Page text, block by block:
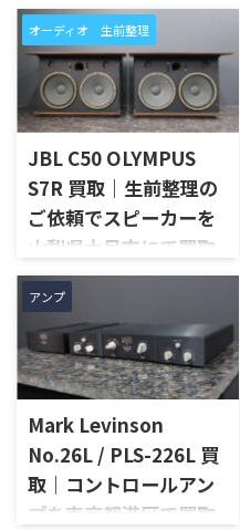
京都府木津川市で、SANSUIの
プリメインアンプ「AU-D907
LIMITED」を出張買取させてい
ただきました。今回のお品物
は、AU-D907をベースに各部の
高品位化が図られたLimitedモ
デルで、左右チャンネルの音出
し状態、入力切替、ボリュー
ム、トーンコントロール、フォ
ノ入力、スピーカー出力、Pre
Out、Main Amp入力、外観コ
付属品の有無を確認しながら
査定いたしました。 買取商
品：SANSUI AU-D907 LIMITED
メーカー：SANSUI / 山水 / ...
オーディオ 生前整理
JBL C50 OLYMPUS
S7R 買取｜生前整理の
ご依頼でスピーカーを
山梨県大月市にて買取
しました
山梨県大月市で、生前整理に伴
いJBLの大型スピーカー「C50
OLYMPUS S7R」を出張買取さ
せていただきました。今回の
お品物は、長年大切に音楽を
楽しまれてきたご本人様より、
オーディオ機器の整理を進めた
いとのご相談をいただいたも
のです。 JBL C50 OLYMPUS
S7Rは、Olympus専用エンクロ
アンプ
Mark Levinson
No.26L / PLS-226L 買
取｜コントロールアン
プを東京都港区で買取